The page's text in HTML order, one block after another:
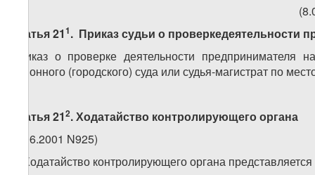
Статья 211. Приказ судьи о проверкедеятельности
Приказ о проверке деятельности предпринимателя
районного (городского) суда или судья-магистрат по
Статья 212. Ходатайство контролирующего органа
(8.06.2001 N925)
1. Ходатайство контролирующего органа